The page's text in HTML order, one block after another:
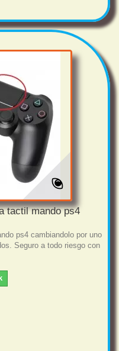
tactil mando ps4
ps4 cambiandolo por uno
Seguro a todo riesgo con